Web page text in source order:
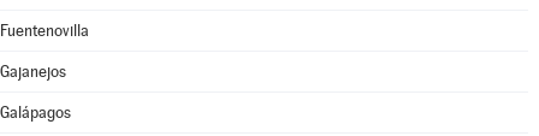
Fuentenovilla
Gajanejos
Galápagos